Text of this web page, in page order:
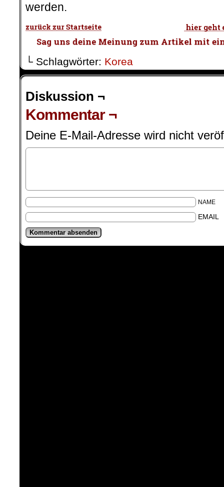
werden.
└ Schlagwörter: Korea
Diskussion ¬
Kommentar ¬
Deine E-Mail-Adresse wird nicht
NAME
EMAIL